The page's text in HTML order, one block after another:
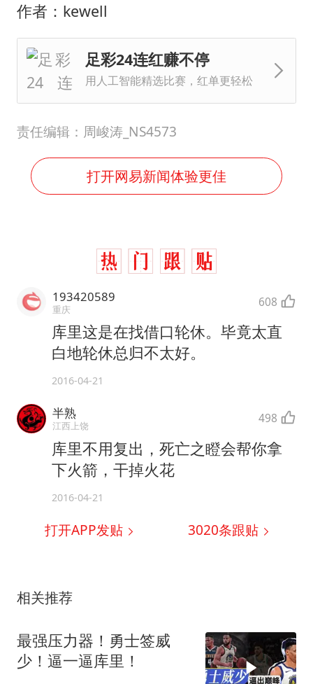
作者：kewell
足彩24连红赚不停
用人工智能精选比赛，红单更轻松
责任编辑：周峻涛_NS4573
打开网易新闻体验更佳
193420589
重庆 608
库里这是在找借口轮休。毕竟太直
白地轮休总归不太好。
2016-04-21
半熟
江西上饶 498
库里不用复出，死亡之瞪会帮你拿
下火箭，干掉火花
2016-04-21
打开APP发贴 3020条跟贴
相关推荐
最强压力器！勇士签威
少！逼一逼库里！